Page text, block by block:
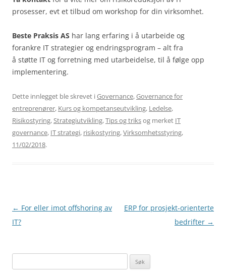
prosesser, evt et tilbud om workshop for din virksomhet.
Beste Praksis AS har lang erfaring i å utarbeide og
forankre IT strategier og endringsprogram – alt fra
å støtte IT og forretning med utarbeidelse, til å følge opp
implementering.
Dette innlegget ble skrevet iGovernance,Governance for
entreprenører, Kurs og kompetanseutvikling, Ledelse,
Risikostyring,Strategiutvikling,Tips og triksog merket IT
governance, IT strategi, risikostyring,Virksomhetsstyring,
11/02/2018.
Innleggsnavigasjon
← For eller imot offshoring av
IT?
ERP for prosjekt-orienterte
bedrifter →
etter: